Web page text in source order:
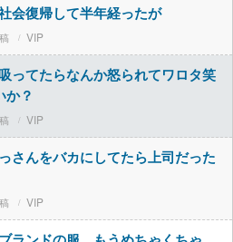
会復帰して半年経ったが
VIP
ってたらなんか怒られてワロタ笑
？
VIP
さんをバカにしてたら上司だった
VIP